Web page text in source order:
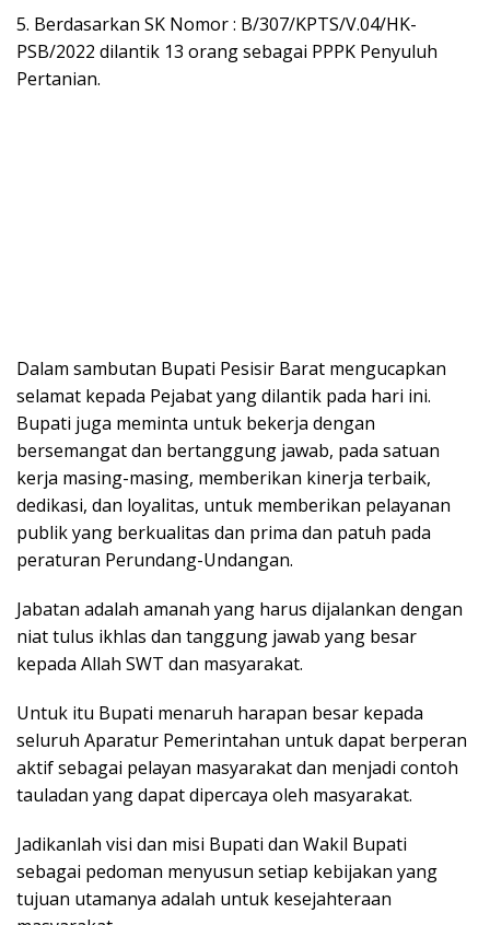
5. Berdasarkan SK Nomor : B/307/KPTS/V.04/HK-
PSB/2022 dilantik 13 orang sebagai PPPK Penyuluh
Pertanian.
Dalam sambutan Bupati Pesisir Barat mengucapkan
selamat kepada Pejabat yang dilantik pada hari ini.
Bupati juga meminta untuk bekerja dengan
bersemangat dan bertanggung jawab, pada satuan
kerja masing-masing, memberikan kinerja terbaik,
dedikasi, dan loyalitas, untuk memberikan pelayanan
publik yang berkualitas dan prima dan patuh pada
peraturan Perundang-Undangan.
Jabatan adalah amanah yang harus dijalankan dengan
niat tulus ikhlas dan tanggung jawab yang besar
kepada Allah SWT dan masyarakat.
Untuk itu Bupati menaruh harapan besar kepada
seluruh Aparatur Pemerintahan untuk dapat berperan
aktif sebagai pelayan masyarakat dan menjadi contoh
tauladan yang dapat dipercaya oleh masyarakat.
Jadikanlah visi dan misi Bupati dan Wakil Bupati
sebagai pedoman menyusun setiap kebijakan yang
tujuan utamanya adalah untuk kesejahteraan